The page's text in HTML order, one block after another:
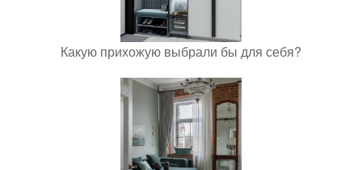
Какую прихожую выбрали бы для себя?